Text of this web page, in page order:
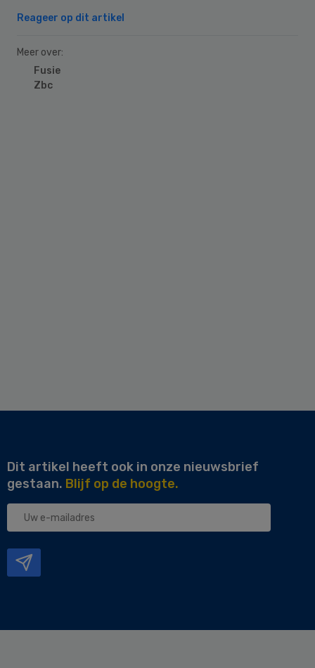
Reageer op dit artikel
Meer over:
Fusie
Zbc
Dit artikel heeft ook in onze nieuwsbrief
gestaan. Blijf op de hoogte.
Uw